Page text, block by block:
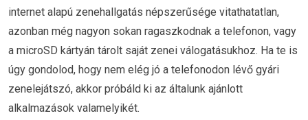
internet alapú zenehallgatás népszerűsége vitathatatlan,
azonban még nagyon sokan ragaszkodnak a telefonon, vagy
a microSD kártyán tárolt saját zenei válogatásukhoz. Ha te is
úgy gondolod, hogy nem elég jó a telefonodon lévő gyári
zenelejátszó, akkor próbáld ki az általunk ajánlott
alkalmazások valamelyikét.